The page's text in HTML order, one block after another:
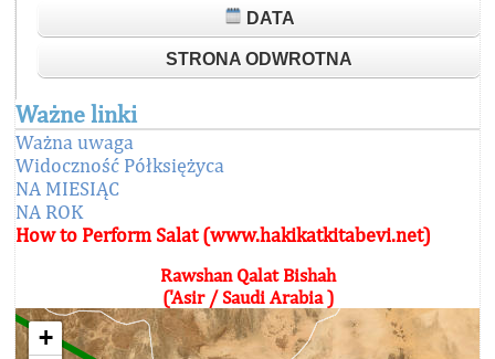
DATA
STRONA ODWROTNA
Ważne linki
Ważna uwaga
Widoczność Półksiężyca
NA MIESIĄC
NA ROK
How to Perform Salat (www.hakikatkitabevi.net)
Rawshan Qalat Bishah
('Asir / Saudi Arabia )
+